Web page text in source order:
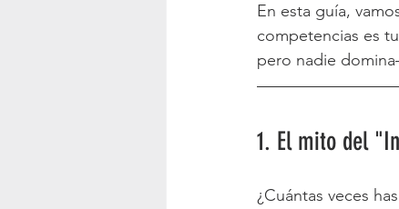
En esta guía,
competencias es
pero nadie
1. El mito del
¿Cuántas veces